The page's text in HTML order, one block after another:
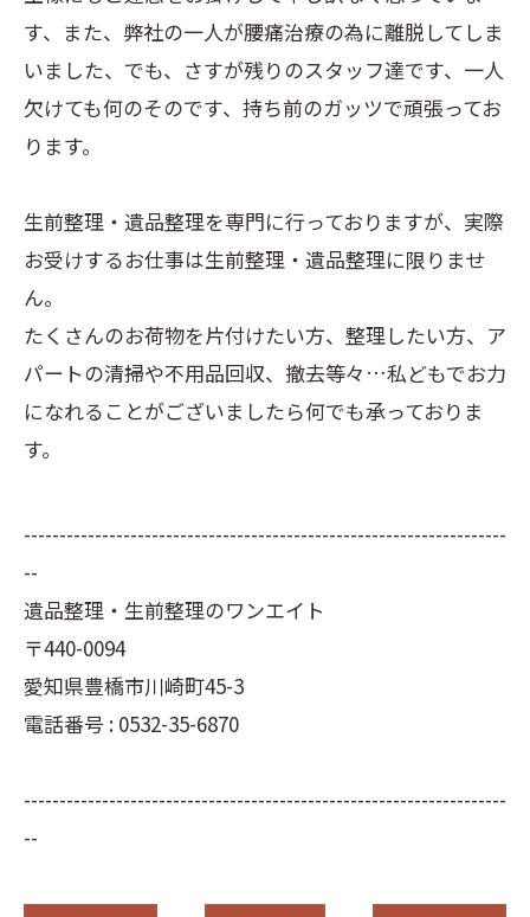
す、また、弊社の一人が腰痛治療の為に離脱してしま
いました、でも、さすが残りのスタッフ達です、一人
欠けても何のそのです、持ち前のガッツで頑張ってお
ります。
生前整理・遺品整理を専門に行っておりますが、実際
お受けするお仕事は生前整理・遺品整理に限りませ
ん。
たくさんのお荷物を片付けたい方、整理したい方、ア
パートの清掃や不用品回収、撤去等々…私どもでお力
になれることがございましたら何でも承っておりま
す。
--------------------------------------------------------------------
--
遺品整理・生前整理のワンエイト
〒440-0094
愛知県豊橋市川崎町45-3
電話番号 : 0532-35-6870
--------------------------------------------------------------------
--